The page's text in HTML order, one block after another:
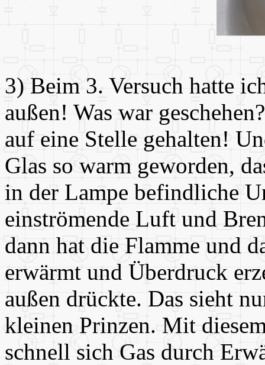
3) Beim 3. Versuch hatte
außen! Was war
auf eine Stelle gehalten!
Glas so warm geworden,
in der Lampe befindliche
einströmende Luft und
dann hat die Flamme und
erwärmt und Überdruck
außen drückte. Das sieht
kleinen Prinzen. Mit
schnell sich Gas durch